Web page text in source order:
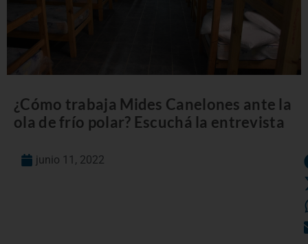
¿Cómo trabaja Mides Canelones ante la
ola de frío polar? Escuchá la entrevista
junio 11, 2022